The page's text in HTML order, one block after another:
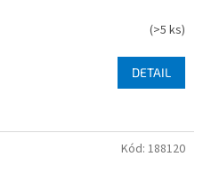
(>5 ks)
DETAIL
Kód: 188120